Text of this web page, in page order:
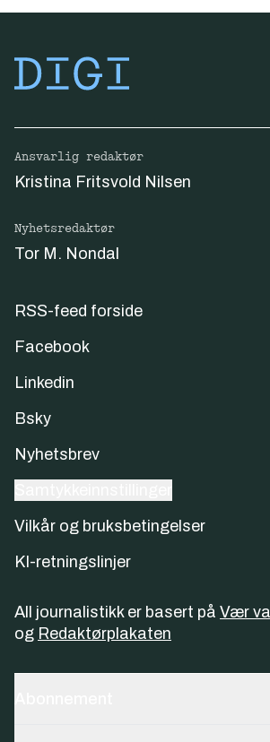
Ansvarlig redaktør
Kristina Fritsvold Nilsen
Nyhetsredaktør
Tor M. Nondal
RSS-feed forside
Facebook
Linkedin
Bsky
Nyhetsbrev
Vilkår og bruksbetingelser
KI-retningslinjer
All journalistikk er basert på Vær
og Redaktørplakaten